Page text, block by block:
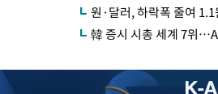
원·달러, 하락폭 줄여
韓 증시 시총 세계 7위